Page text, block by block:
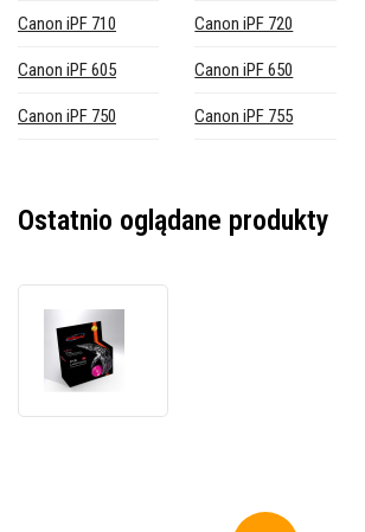
Canon iPF 710 Canon iPF 720
Canon iPF 605 Canon iPF 650
Canon iPF 750 Canon iPF 755
Ostatnio oglądane produkty
do